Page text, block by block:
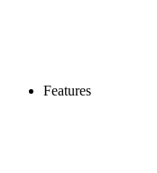
Features